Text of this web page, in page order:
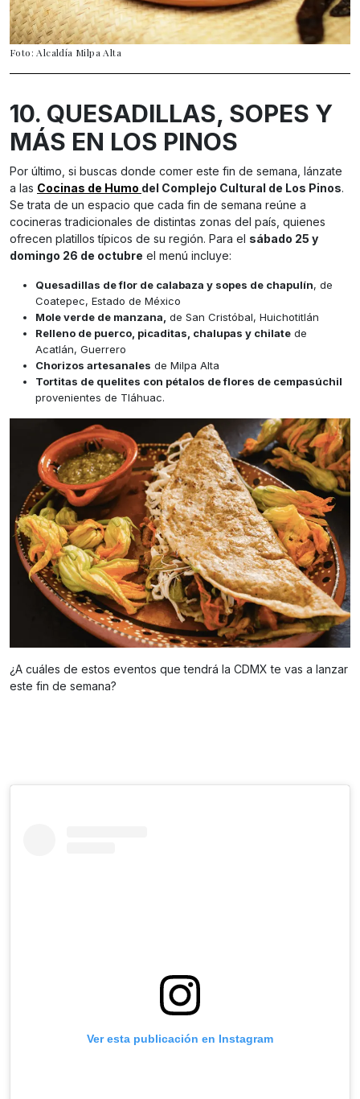
Foto: Alcaldía Milpa Alta
10. QUESADILLAS, SOPES Y
MÁS EN LOS PINOS
Por último, si buscas donde comer este fin de semana, lánzate
a las Cocinas de Humo del Complejo Cultural de Los Pinos.
Se trata de un espacio que cada fin de semana reúne a
cocineras tradicionales de distintas zonas del país, quienes
ofrecen platillos típicos de su región. Para el sábado 25 y
domingo 26 de octubre el menú incluye:
Quesadillas de flor de calabaza y sopes de chapulín, de
Coatepec, Estado de México
Mole verde de manzana, de San Cristóbal, Huichotitlán
Relleno de puerco, picaditas, chalupas y chilate de
Acatlán, Guerrero
Chorizos artesanales de Milpa Alta
Tortitas de quelites con pétalos de flores de cempasúchil
provenientes de Tláhuac.
¿A cuáles de estos eventos que tendrá la CDMX te vas a lanzar
este fin de semana?
Ver esta publicación en Instagram